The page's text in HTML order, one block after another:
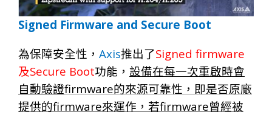
Signed Firmware and Secure Boot
為保障安全性， Axis推出了Signed firmware
及Secure Boot功能， 設備在每一次重啟時會
自動驗證firmware的來源可靠性，即是否原廠
提供的firmware來運作， 若firmware曾經被